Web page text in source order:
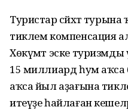
Туристар сәйәхәт
тиклем компенсация
Хөкүмәт эске туризмды
15 миллиард һум аҡса
аҡса йыл аҙағына тиклем
итеүҙе һайлаған